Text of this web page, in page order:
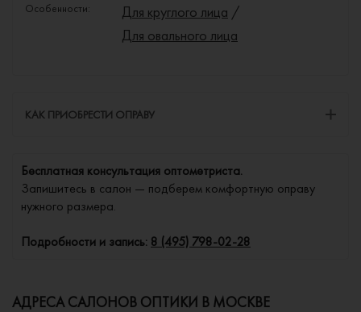
Особенности: Для круглого лица /
Для овального лица
КАК ПРИОБРЕСТИ ОПРАВУ
Бесплатная консультация оптометриста.
Запишитесь в салон — подберем комфортную оправу
нужного размера.
Подробности и запись: 8 (495) 798-02-28
АДРЕСА САЛОНОВ ОПТИКИ В МОСКВЕ